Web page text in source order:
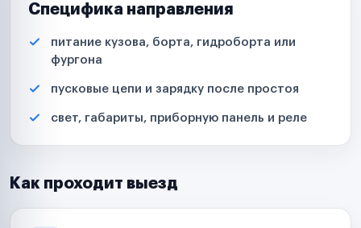
Специфика направления
питание кузова, борта, гидроборта или
фургона
пусковые цепи и зарядку после простоя
свет, габариты, приборную панель и реле
Как проходит выезд